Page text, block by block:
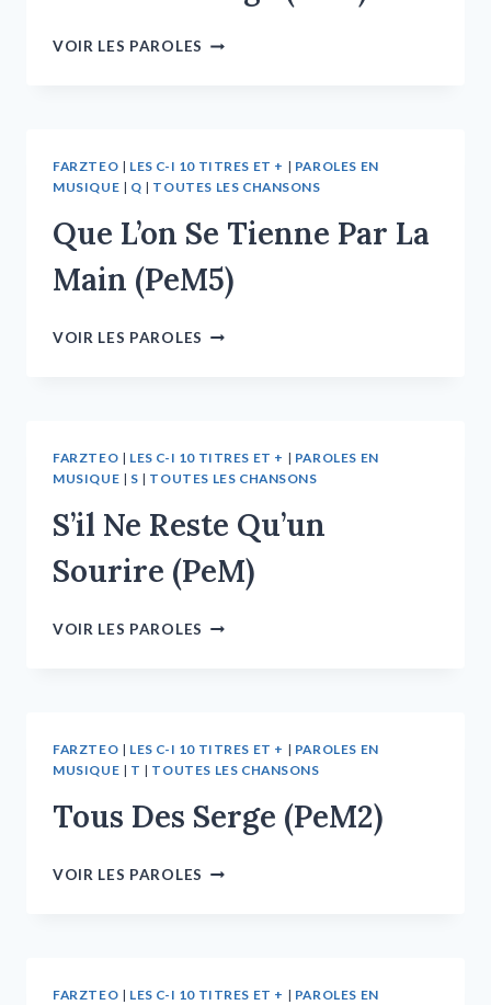
VOIR LES PAROLES
FARZTEO | LES C-I 10 TITRES ET + | PAROLES EN
MUSIQUE | Q | TOUTES LES CHANSONS
Que L’on Se Tienne Par La
Main (PeM5)
VOIR LES PAROLES
FARZTEO | LES C-I 10 TITRES ET + | PAROLES EN
MUSIQUE | S | TOUTES LES CHANSONS
S’il Ne Reste Qu’un
Sourire (PeM)
VOIR LES PAROLES
FARZTEO | LES C-I 10 TITRES ET + | PAROLES EN
MUSIQUE | T | TOUTES LES CHANSONS
Tous Des Serge (PeM2)
VOIR LES PAROLES
FARZTEO | LES C-I 10 TITRES ET + | PAROLES EN